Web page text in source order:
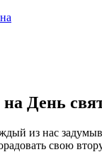
День
из нас
свою